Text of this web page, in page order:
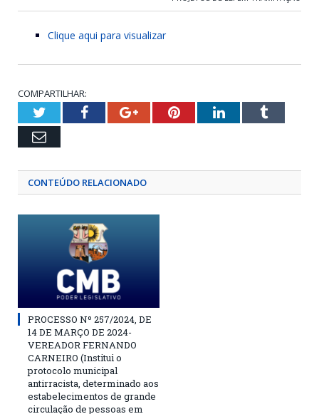
Clique aqui para visualizar
COMPARTILHAR:
TwitterFacebookGoogle+PinterestLinkedInTumblr
Email
CONTEÚDO RELACIONADO
PROCESSO Nº 257/2024, DE
14 DE MARÇO DE 2024-
VEREADOR FERNANDO
CARNEIRO (Institui o
protocolo municipal
antirracista, determinado aos
estabelecimentos de grande
circulação de pessoas em